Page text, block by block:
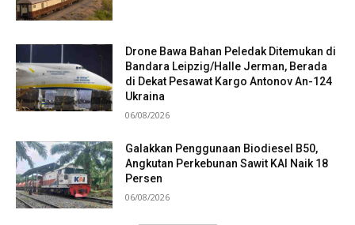
Drone Bawa Bahan Peledak Ditemukan di
Bandara Leipzig/Halle Jerman, Berada
di Dekat Pesawat Kargo Antonov An-124
Ukraina
06/08/2026
Galakkan Penggunaan Biodiesel B50,
Angkutan Perkebunan Sawit KAI Naik 18
Persen
06/08/2026